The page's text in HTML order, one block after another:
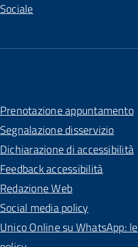
Sociale
Prenotazione appuntamento
Segnalazione disservizio
Dichiarazione di accessibilità
Feedback accessibilità
Redazione Web
Social media policy
Unico Online su WhatsApp: le